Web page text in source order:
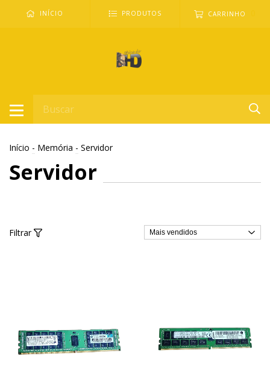
INÍCIO PRODUTOS CARRINHO
Início - Memória - Servidor
Servidor
Filtrar